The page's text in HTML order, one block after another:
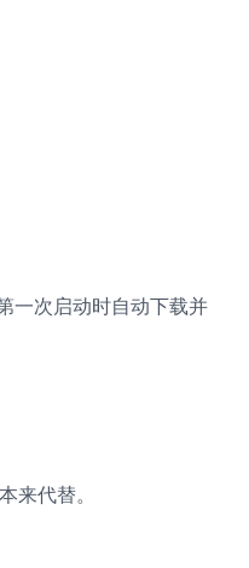
一次启动时自动下载并
来代替。